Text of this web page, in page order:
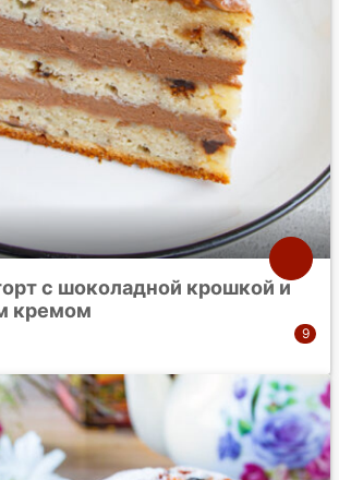
с шоколадной крошкой и
кремом